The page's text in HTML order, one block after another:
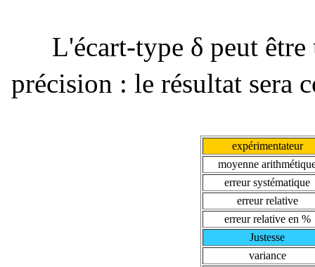
L'écart-type δ peut
précision : le résultat sera
expérimentateur
moyenne
erreur systématique
erreur relative
erreur relative en %
Justesse
variance